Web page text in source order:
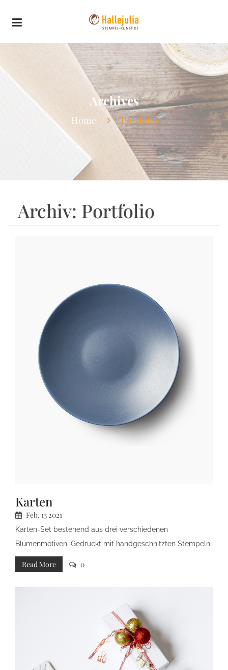
Archives
Home Portfolio
Archiv: Portfolio
Karten
Feb. 13 2021
Karten-Set bestehend aus drei verschiedenen
Blumenmotiven. Gedruckt mit handgeschnitzten Stempeln
auf elfenbeinweisses Papier. Drei Klappkarten im Format
Din A6 inkl. passenden Briefumschlägen. Jede Karte ist ein
Unikat.
Read More 0